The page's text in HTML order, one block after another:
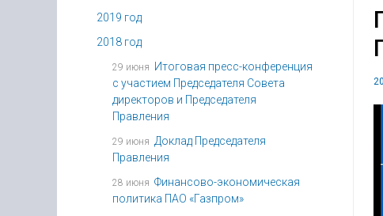
2019 год
2018 год
29 июня
Итоговая пресс-конференция
с участием Председателя Совета
директоров и Председателя
Правления
29 июня Доклад Председателя
Правления
28 июня Финансово-экономическая
политика ПАО «Газпром»